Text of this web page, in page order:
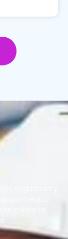
Seguridad y
médico
cuidar la